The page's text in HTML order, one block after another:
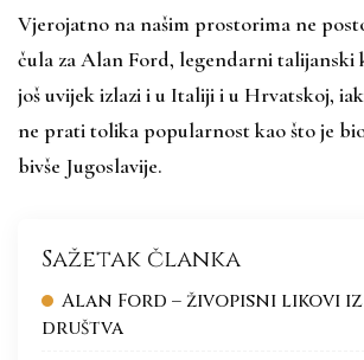
Vjerojatno na našim prostorima ne
čula za Alan Ford, legendarni
još uvijek izlazi i u Italiji i u Hrvatskoj,
ne prati tolika popularnost kao što je
bivše Jugoslavije.
Sažetak članka
Alan Ford – živopisni likovi
društva